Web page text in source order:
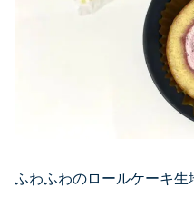
ふわふわのロールケーキ生